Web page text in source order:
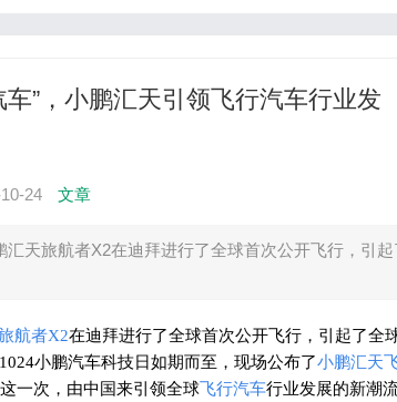
车”，小鹏汇天引领飞行汽车行业发
24 文章
汇天旅航者X2在迪拜进行了全球首次公开飞行，引
航者X2在迪拜进行了全球首次公开飞行，引起了全
小鹏汽车科技日如期而至，现场公布了小鹏汇天
一次，由中国来引领全球飞行汽车行业发展的新潮流